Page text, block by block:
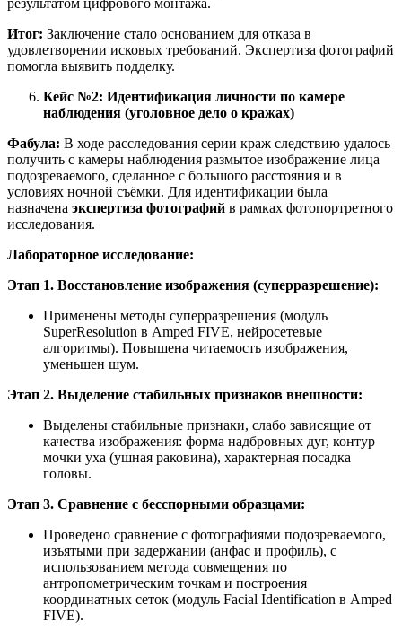
Итог: Заключение стало основанием для отказа в
удовлетворении исковых требований. Экспертиза фотографий
помогла выявить подделку.
Кейс №2: Идентификация личности по камере
наблюдения (уголовное дело о кражах)
Фабула: В ходе расследования серии краж следствию удалось
получить с камеры наблюдения размытое изображение лица
подозреваемого, сделанное с большого расстояния и в
условиях ночной съёмки. Для идентификации была
назначена экспертиза фотографий в рамках фотопортретного
исследования.
Лабораторное исследование:
Этап 1. Восстановление изображения (суперразрешение):
Применены методы суперразрешения (модуль
SuperResolution в Amped FIVE, нейросетевые
алгоритмы). Повышена читаемость изображения,
уменьшен шум.
Этап 2. Выделение стабильных признаков внешности:
Выделены стабильные признаки, слабо зависящие от
качества изображения: форма надбровных дуг, контур
мочки уха (ушная раковина), характерная посадка
головы.
Этап 3. Сравнение с бесспорными образцами:
Проведено сравнение с фотографиями подозреваемого,
изъятыми при задержании (анфас и профиль), с
использованием метода совмещения по
антропометрическим точкам и построения
координатных сеток (модуль Facial Identification в Amped
FIVE).